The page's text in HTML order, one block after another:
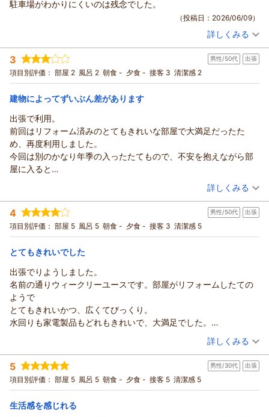
駐車場がわかりにくいのは残念でした。
（投稿日：2026/06/09）
投稿者： トモユキさん(男性/50代)
宿泊プラン： チェックイン21:00まで限定【喫煙】 ★ダブル2名様までプラ
ン★
ダブル 食事なし
宿泊価格帯： 4,001～5,000円(大人一人あたり/税込)
詳しくみる
3 男性/50代 出張
項目別評価： 部屋 2 風呂 2 朝食 - 夕食 - 接客 3 清潔感 2
建物によってずいぶん差があります
出張で利用。
前回はリフォーム済みのとてもきれいな部屋で大満足だったた
め、再度利用しました。
今回は別のかなり年季の入ったたてもので、不安を抱えながら部
屋に入ると
やはり年季の入った部屋で、じゃっかんカビ臭さがあり、前回と
期待値が高かっただけに、少し残念。
（投稿日：2026/06/08）
宿泊時期： 2026年05月宿泊 (出張)
投稿者： やっさんさん
宿泊プラン： チェックイン21:00まで限定【禁煙】★セミダブル2名様までプ
ラン★
セミダブル 食事なし
宿泊価格帯： 8,001～9,000円(大人一人あたり/税込)
詳しくみる
4 男性/50代 出張
項目別評価： 部屋 5 風呂 5 朝食 - 夕食 - 接客 3 清潔感 5
とてもきれいでした
出張でりようしました。
名前の通りウィークリーユースです。部屋がリフォームしたての
ようで
とてもきれいかつ、広くてびっくり。
水回りも家電製品もどれもきれいで、大満足でした。
受付が不動産屋さんの窓口のようで、ちょっと焦りましたが
（投稿日：2026/06/08）
宿泊時期： 2026年05月宿泊 (出張)
投稿者： やっさんさん
宿泊プラン： チェックイン21:00まで限定【禁煙】★ピカピカダブルルーム
★2名様までプラン★
ダブル 食事なし
宿泊価格帯： 9,001～10,000円(大人一人あたり/税込)
詳しくみる
5 男性/30代 出張
項目別評価： 部屋 5 風呂 5 朝食 - 夕食 - 接客 5 清潔感 5
生活感を感じれる